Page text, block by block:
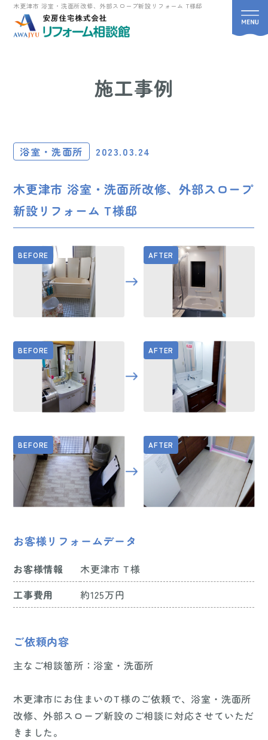
木更津市 浴室・洗面所改修、外部スロープ新設リフォーム T様邸
施工事例
浴室・洗面所 2023.03.24
木更津市 浴室・洗面所改修、外部スロープ
新設リフォーム T様邸
お客様リフォームデータ
お客様情報 木更津市 T様
工事費用 約125万円
ご依頼内容
主なご相談箇所：浴室・洗面所
木更津市にお住まいのT様のご依頼で、浴室・洗面所
改修、外部スロープ新設のご相談に対応させていただ
きました。